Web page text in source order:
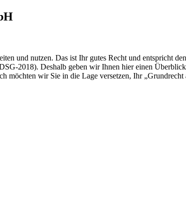
und nutzen. Das ist Ihr gutes Recht und entspricht
2018). Deshalb geben wir Ihnen hier einen
möchten wir Sie in die Lage versetzen, Ihr